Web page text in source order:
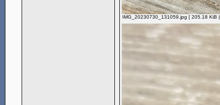
IMG_20230730_131059.jpg [ 205.18 KiB